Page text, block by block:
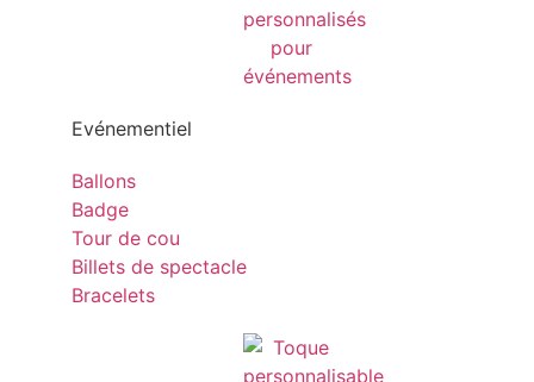
Evénementiel
Ballons
Badge
Tour de cou
Billets de spectacle
Bracelets